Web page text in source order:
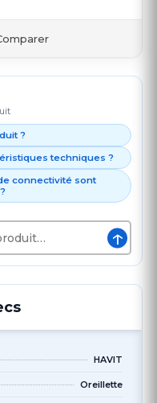
?
techniques ?
connectivité sont
↑
HAVIT
Oreillette